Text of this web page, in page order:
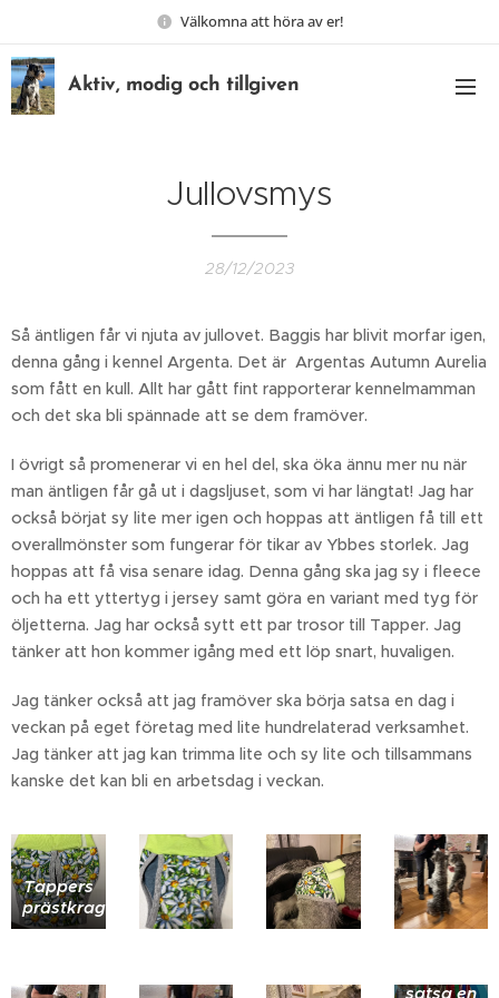
Välkomna att höra av er!
Aktiv, modig och tillgiven
Jullovsmys
28/12/2023
Så äntligen får vi njuta av jullovet. Baggis har blivit morfar igen,
denna gång i kennel Argenta. Det är Argentas Autumn Aurelia
som fått en kull. Allt har gått fint rapporterar kennelmamman
och det ska bli spännade att se dem framöver.
I övrigt så promenerar vi en hel del, ska öka ännu mer nu när
man äntligen får gå ut i dagsljuset, som vi har längtat! Jag har
också börjat sy lite mer igen och hoppas att äntligen få till ett
overallmönster som fungerar för tikar av Ybbes storlek. Jag
hoppas att få visa senare idag. Denna gång ska jag sy i fleece
och ha ett yttertyg i jersey samt göra en variant med tyg för
öljetterna. Jag har också sytt ett par trosor till Tapper. Jag
tänker att hon kommer igång med ett löp snart, huvaligen.
Jag tänker också att jag framöver ska börja satsa en dag i
veckan på eget företag med lite hundrelaterad verksamhet.
Jag tänker att jag kan trimma lite och sy lite och tillsammans
kanske det kan bli en arbetsdag i veckan.
Tappers
prästkragar
Har
företag
i
vardande
satsa en